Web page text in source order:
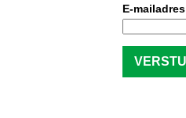
E-mailadres